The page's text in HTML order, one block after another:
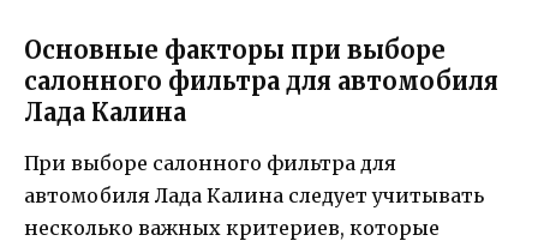
Основные факторы при выборе
салонного фильтра для автомобиля
Лада Калина
При выборе салонного фильтра для
автомобиля Лада Калина следует учитывать
несколько важных критериев, которые